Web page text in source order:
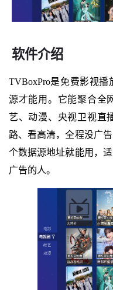
软件介绍
TVBoxPro是免费影视
源才能用。它能聚合全
艺、动漫、央视卫视直
路、看高清，全程没广
个数据源地址就能用，
广告的人。